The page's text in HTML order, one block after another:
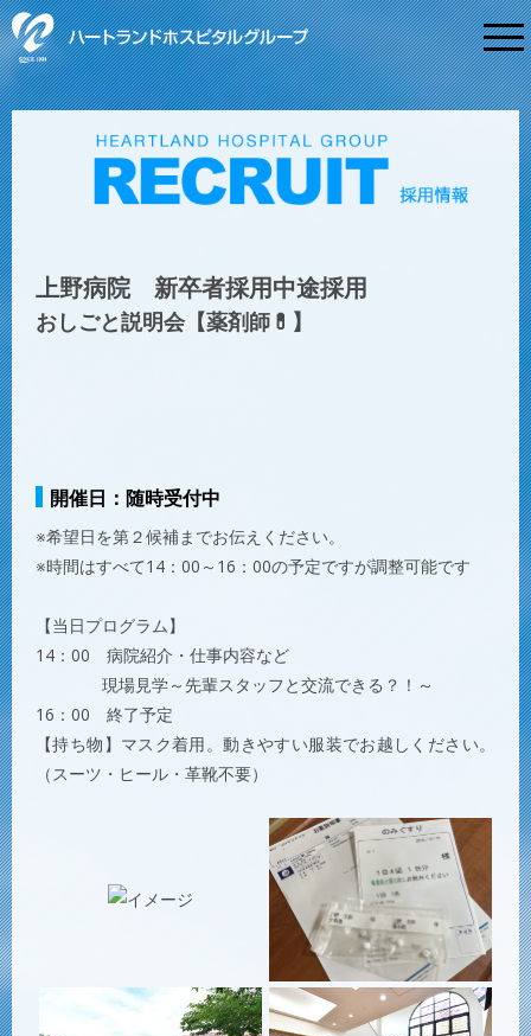
Menu
上野病院 新卒者採用中途採用
おしごと説明会【薬剤師💊】
開催日： 随時受付中
※希望日を第２候補までお伝えください。
※時間はすべて14：00～16：00の予定ですが調整可能です
【当日プログラム】
14：00 病院紹介・仕事内容など
現場見学～先輩スタッフと交流できる？！～
16：00 終了予定
【持ち物】マスク着用。動きやすい服装でお越しください。
（スーツ・ヒール・革靴不要）